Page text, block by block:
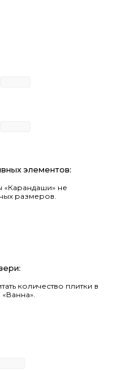
элементов:
«Карандаши» не
размеров.
количество плитки в